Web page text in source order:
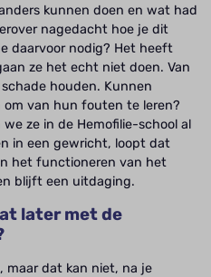
kunnen doen en wat had
nagedacht hoe je dit
daarvoor nodig? Het heeft
ze het echt niet doen. Van
houden. Kunnen
van hun fouten te leren?
ze in de Hemofilie-school al
in een gewricht, loopt dat
het functioneren van het
blijft een uitdaging.
later met de
maar dat kan niet, na je